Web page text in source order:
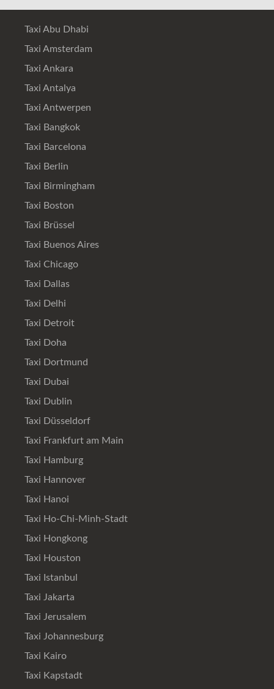
Taxi Abu Dhabi
Taxi Amsterdam
Taxi Ankara
Taxi Antalya
Taxi Antwerpen
Taxi Bangkok
Taxi Barcelona
Taxi Berlin
Taxi Birmingham
Taxi Boston
Taxi Brüssel
Taxi Buenos Aires
Taxi Chicago
Taxi Dallas
Taxi Delhi
Taxi Detroit
Taxi Doha
Taxi Dortmund
Taxi Dubai
Taxi Dublin
Taxi Düsseldorf
Taxi Frankfurt am Main
Taxi Hamburg
Taxi Hannover
Taxi Hanoi
Taxi Ho-Chi-Minh-Stadt
Taxi Hongkong
Taxi Houston
Taxi Istanbul
Taxi Jakarta
Taxi Jerusalem
Taxi Johannesburg
Taxi Kairo
Taxi Kapstadt